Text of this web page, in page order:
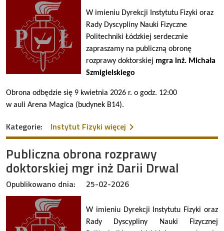
W imieniu Dyrekcji Instytutu Fizyki oraz
Rady Dyscypliny Nauki Fizyczne
Politechniki Łódzkiej serdecznie
zapraszamy na publiczną obronę
rozprawy doktorskiej mgra inż. Michała
Szmigielskiego
Obrona odbędzie się 9 kwietnia 2026 r. o godz. 12:00
w auli Arena Magica (budynek B14).
Kategorie: Instytut Fizyki więcej na temat Publiczna
Publiczna obrona rozprawy
doktorskiej mgr inż Darii Drwal
Opublikowano dnia: 25-02-2026
W imieniu Dyrekcji Instytutu Fizyki oraz
Rady Dyscypliny Nauki Fizycznej